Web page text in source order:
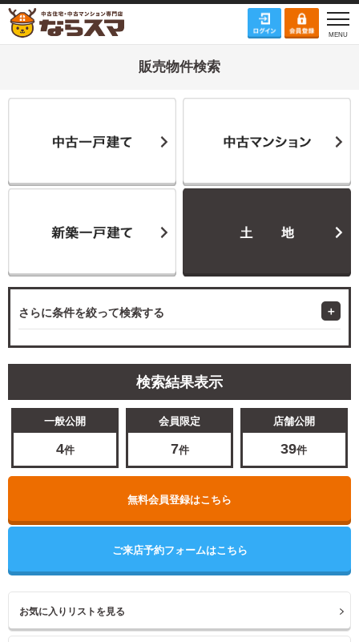
販売物件検索
さらに条件を絞って検索する
検索結果表示
一般公開
4件
会員限定
7件
店舗公開
39件
無料会員登録はこちら
ご来店予約フォームはこちら
お気に入りリストを見る